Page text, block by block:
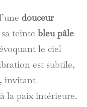
douceur
teinte bleu pâle
le ciel
est subtile,
invitant
la paix intérieure.